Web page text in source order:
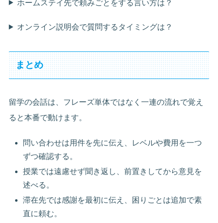
ホームステイ先で頼みごとをする言い方は？
オンライン説明会で質問するタイミングは？
まとめ
留学の会話は、フレーズ単体ではなく一連の流れで覚え
ると本番で動けます。
問い合わせは用件を先に伝え、レベルや費用を一つ
ずつ確認する。
授業では遠慮せず聞き返し、前置きしてから意見を
述べる。
滞在先では感謝を最初に伝え、困りごとは追加で素
直に頼む。